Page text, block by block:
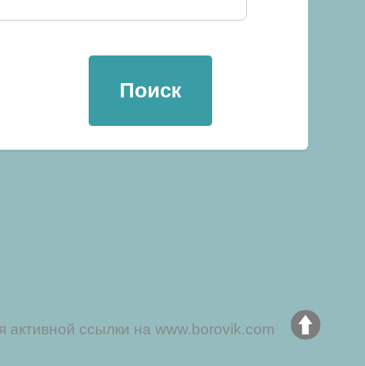
ссылки на www.borovik.com